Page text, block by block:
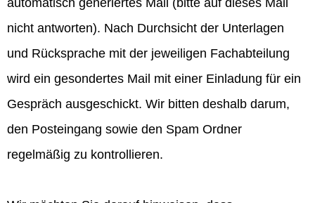
nicht antworten). Nach Durchsicht der Unterlagen
und Rücksprache mit der jeweiligen Fachabteilung
wird ein gesondertes Mail mit einer Einladung für ein
Gespräch ausgeschickt. Wir bitten deshalb darum,
den Posteingang sowie den Spam Ordner
regelmäßig zu kontrollieren.